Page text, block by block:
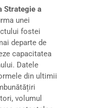
Strategie a
unei
fostei
departe de
capacitatea
Datele
din ultimii
volumul